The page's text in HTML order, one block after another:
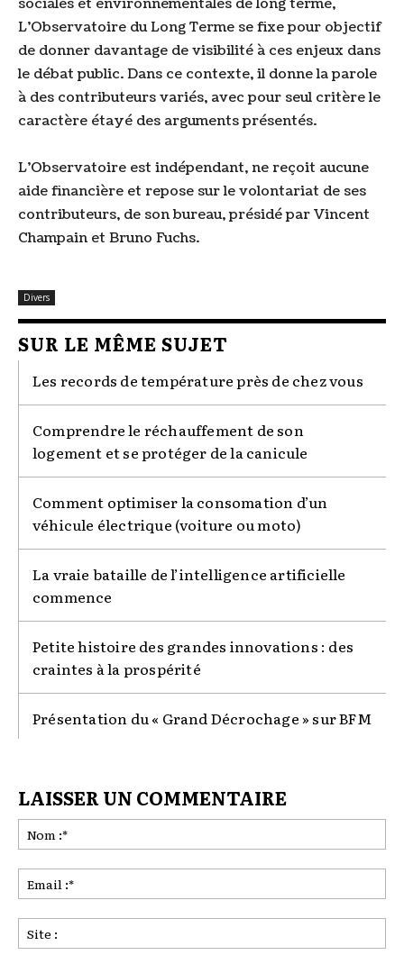
sociales et environnementales de long terme,
L'Observatoire du Long Terme se fixe pour objectif
de donner davantage de visibilité à ces enjeux dans
le débat public. Dans ce contexte, il donne la parole
à des contributeurs variés, avec pour seul critère le
caractère étayé des arguments présentés.
L'Observatoire est indépendant, ne reçoit aucune
aide financière et repose sur le volontariat de ses
contributeurs, de son bureau, présidé par Vincent
Champain et Bruno Fuchs.
Divers
SUR LE MÊME SUJET
Les records de température près de chez vous
Comprendre le réchauffement de son
logement et se protéger de la canicule
Comment optimiser la consomation d’un
véhicule électrique (voiture ou moto)
La vraie bataille de l’intelligence artificielle
commence
Petite histoire des grandes innovations : des
craintes à la prospérité
Présentation du « Grand Décrochage » sur BFM
LAISSER UN COMMENTAIRE
:*
:*
: